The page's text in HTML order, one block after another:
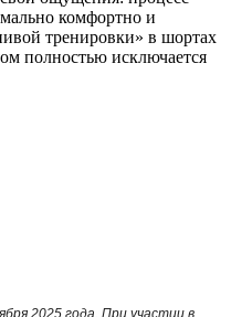
комфортно и
тренировки» в шортах
полностью исключается
2025 года. При участии в